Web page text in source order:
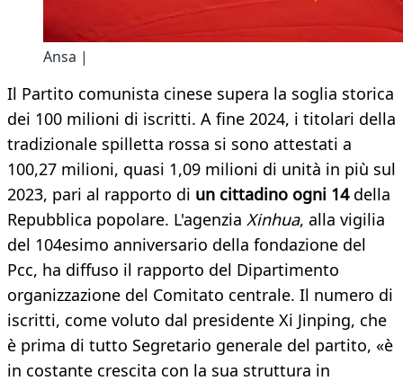
Ansa |
Il Partito comunista cinese supera la soglia storica
dei 100 milioni di iscritti. A fine 2024, i titolari della
tradizionale spilletta rossa si sono attestati a
100,27 milioni, quasi 1,09 milioni di unità in più sul
2023, pari al rapporto di un cittadino ogni 14 della
Repubblica popolare. L'agenzia Xinhua, alla vigilia
del 104esimo anniversario della fondazione del
Pcc, ha diffuso il rapporto del Dipartimento
organizzazione del Comitato centrale. Il numero di
iscritti, come voluto dal presidente Xi Jinping, che
è prima di tutto Segretario generale del partito, «è
in costante crescita con la sua struttura in